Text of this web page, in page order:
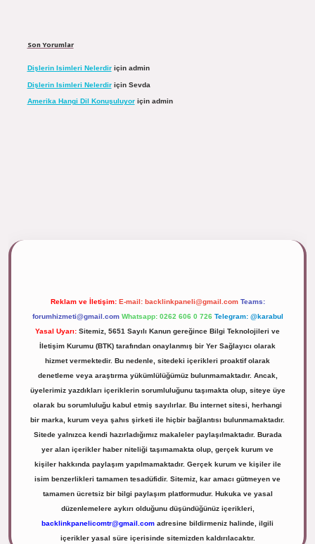
Son Yorumlar
Dişlerin Isimleri Nelerdiriçin admin
Dişlerin Isimleri Nelerdiriçin Sevda
Amerika Hangi Dil Konuşuluyoriçin admin
Reklam ve İletişim: E-mail: backlinkpaneli@gmail.com Teams:
forumhizmeti@gmail.com Whatsapp: 0262 606 0 726 Telegram: @karabul
Yasal Uyarı: Sitemiz, 5651 Sayılı Kanun gereğince Bilgi Teknolojileri ve
İletişim Kurumu (BTK) tarafından onaylanmış bir Yer Sağlayıcı olarak
hizmet vermektedir. Bu nedenle, sitedeki içerikleri proaktif olarak
denetleme veya araştırma yükümlülüğümüz bulunmamaktadır. Ancak,
üyelerimiz yazdıkları içeriklerin sorumluluğunu taşımakta olup, siteye üye
olarak bu sorumluluğu kabul etmiş sayılırlar. Bu internet sitesi, herhangi
bir marka, kurum veya şahıs şirketi ile hiçbir bağlantısı bulunmamaktadır.
Sitede yalnızca kendi hazırladığımız makaleler paylaşılmaktadır. Burada
yer alan içerikler haber niteliği taşımamakta olup, gerçek kurum ve
kişiler hakkında paylaşım yapılmamaktadır. Gerçek kurum ve kişiler ile
isim benzerlikleri tamamen tesadüfidir. Sitemiz, kar amacı gütmeyen ve
tamamen ücretsiz bir bilgi paylaşım platformudur. Hukuka ve yasal
düzenlemelere aykırı olduğunu düşündüğünüz içerikleri,
backlinkpanelicomtr@gmail.com adresine bildirmeniz halinde, ilgili
içerikler yasal süre içerisinde sitemizden kaldırılacaktır.